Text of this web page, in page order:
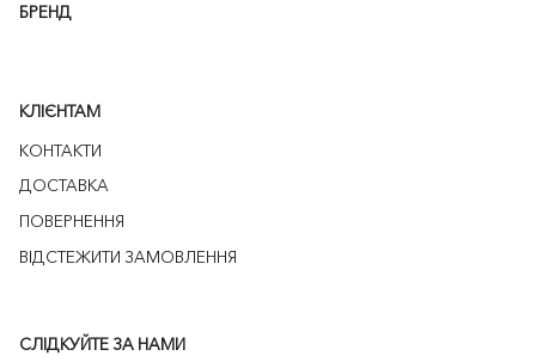
БРЕНД
КЛІЄНТАМ
КОНТАКТИ
ДОСТАВКА
ПОВЕРНЕННЯ
ВІДСТЕЖИТИ ЗАМОВЛЕННЯ
СЛІДКУЙТЕ ЗА НАМИ